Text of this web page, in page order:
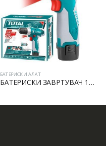
БАТЕРИСКИ АЛАТ
БАТЕРИСКИ ЗАВРТУВАЧ 12V LI-ION